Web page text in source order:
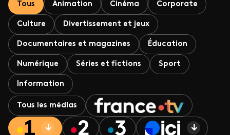
Tous Animation Cinéma Corporate
Culture Divertissement et jeux
Documentaires et magazines Éducation
Numérique Séries et fictions Sport
Information
Tous les médias